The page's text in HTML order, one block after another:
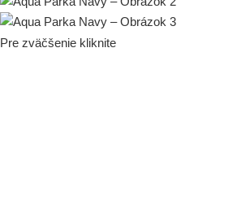
Pre zväčšenie kliknite